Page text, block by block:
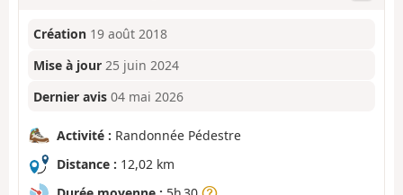
Création 19 août 2018
Mise à jour 25 juin 2024
Dernier avis 04 mai 2026
Activité : Randonnée Pédestre
Distance : 12,02 km